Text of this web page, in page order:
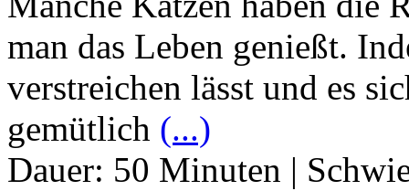
man das Leben genießt.
verstreichen lässt und es
gemütlich (...)
Dauer: 50 Minuten |